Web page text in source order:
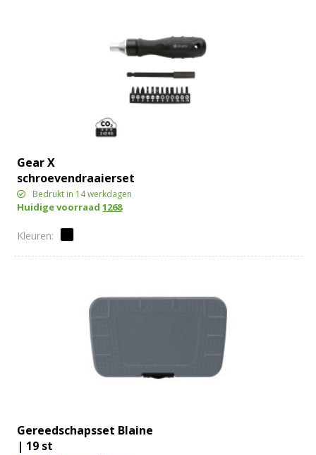
Gear X
schroevendraaierset
Bedrukt in 14 werkdagen
Huidige voorraad1268
Gereedschapsset Blaine
| 19 st